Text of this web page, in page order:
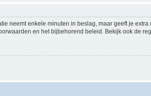
neemt enkele minuten in beslag, maar geeft je
en het bijbehorend beleid. Bekijk ook de